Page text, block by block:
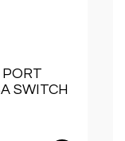
SWITCH